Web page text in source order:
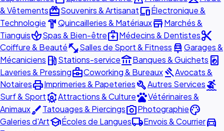
& VêtementsredeemSouvenirs & ArtisanatdevicesÉlectronique &
Technologie hardwareQuincailleries & MatériauxstoreMarchés &
TianguisspaSpas & Bien-êtremedical_servicesMédecins & Dentistescontent_cut
Coiffure & Beautéfitness_centerSalles de Sport & Fitness car_repairGarages &
Mécaniciens local_gas_stationStations-serviceaccount_balanceBanques & Guichets local_laundry_service
Laveries & Pressingbusiness_centerCoworking & BureauxgavelAvocats &
NotairesprintImprimeries & PapeteriesbuildAutres Servicessurfing
Surf & SportattractionsAttractions & CulturepetsVétérinaires &
AnimauxbrushTatouages & Piercingsphoto_cameraPhotographiepalette
Galeries d'ArtschoolÉcoles de Langueslocal_shippingEnvois & Courrierdirections_car